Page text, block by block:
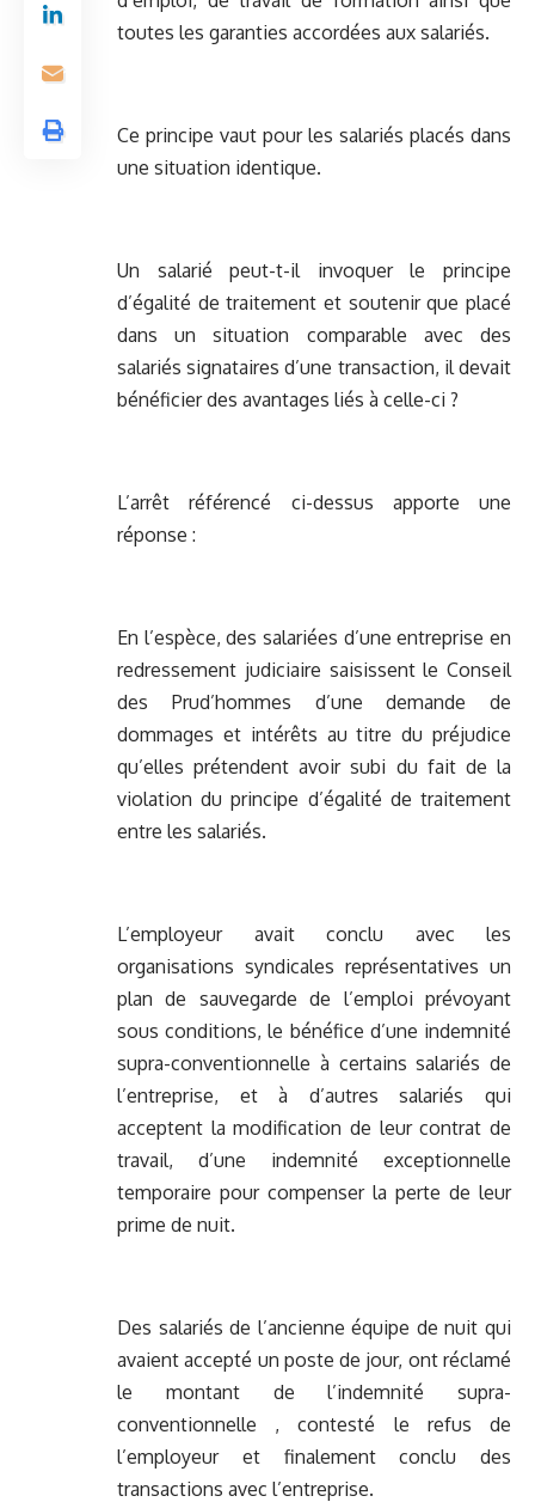
toutes les garanties accordées aux salariés.
Ce principe vaut pour les salariés placés dans
une situation identique.
Un salarié peut-t-il invoquer le principe
d’égalité de traitement et soutenir que placé
dans un situation comparable avec des
salariés signataires d’une transaction, il devait
bénéficier des avantages liés à celle-ci ?
L’arrêt référencé ci-dessus apporte une
réponse :
En l’espèce, des salariées d’une entreprise en
redressement judiciaire saisissent le Conseil
des Prud’hommes d’une demande de
dommages et intérêts au titre du préjudice
qu’elles prétendent avoir subi du fait de la
violation du principe d’égalité de traitement
entre les salariés.
L’employeur avait conclu avec les
organisations syndicales représentatives un
plan de sauvegarde de l’emploi prévoyant
sous conditions, le bénéfice d’une indemnité
supra-conventionnelle à certains salariés de
l’entreprise, et à d’autres salariés qui
acceptent la modification de leur contrat de
travail, d’une indemnité exceptionnelle
temporaire pour compenser la perte de leur
prime de nuit.
Des salariés de l’ancienne équipe de nuit qui
avaient accepté un poste de jour, ont réclamé
le montant de l’indemnité supra-
conventionnelle , contesté le refus de
l’employeur et finalement conclu des
transactions avec l’entreprise.